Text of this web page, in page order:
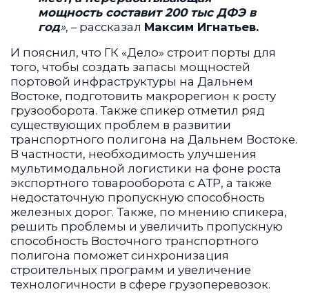
мощность составит 200 тыс ДФЭ в
год», – рассказал Максим Игнатьев.
И пояснил, что ГК «Дело» строит порты для
того, чтобы создать запасы мощностей
портовой инфраструктуры на Дальнем
Востоке, подготовить макрорегион к росту
грузооборота. Также спикер отметил ряд
существующих проблем в развитии
транспортного полигона на Дальнем Востоке.
В частности, необходимость улучшения
мультимодальной логистики на фоне роста
экспортного товарооборота с АТР, а также
недостаточную пропускную способность
железных дорог. Также, по мнению спикера,
решить проблемы и увеличить пропускную
способность Восточного транспортного
полигона поможет синхронизация
строительных программ и увеличение
технологичности в сфере грузоперевозок.